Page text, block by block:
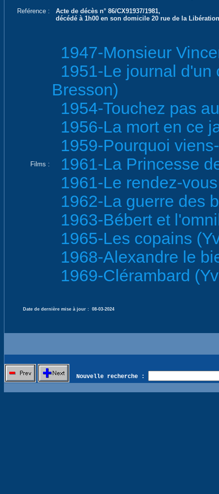
Reférence :
Acte de décès n° 86/CX91937/1981,
décédé à 1h00 en son domicile 20 rue de la Libération
Films :
1947-Monsieur
1951-Le journal d'un
Bresson)
1954-Touchez pas
1956-La mort en ce
1959-Pourquoi
1961-La Princesse
1961-Le rendez-
1962-La guerre des
1963-Bébert et
1965-Les copains
1968-Alexandre le
1969-Clérambard
Date de dernière mise à jour : 08-03-2024
Nouvelle recherche :